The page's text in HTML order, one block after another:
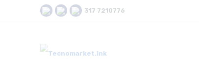
317 7210776